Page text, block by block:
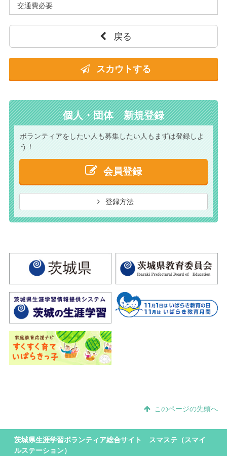
交通費必要
戻る
スカウトする
個人・団体 新規登録
ボランティアをしたい人も募集したい人もまずは登録しよ
う！
会員登録
登録方法
このページの先頭へ
茨城県生涯学習ボランティア総合サイト スマステ（スマイ
ルステーション）